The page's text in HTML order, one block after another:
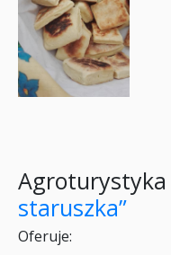
Agroturystyka
staruszka”
Oferuje: